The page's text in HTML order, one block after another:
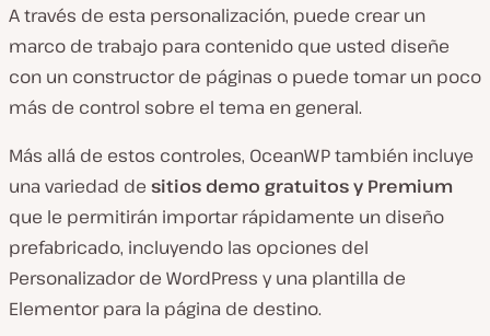
A través de esta personalización, puede crear un
marco de trabajo para contenido que usted diseñe
con un constructor de páginas o puede tomar un poco
más de control sobre el tema en general.
Más allá de estos controles, OceanWP también incluye
una variedad de sitios demo gratuitos y Premium
que le permitirán importar rápidamente un diseño
prefabricado, incluyendo las opciones del
Personalizador de WordPress y una plantilla de
Elementor para la página de destino.